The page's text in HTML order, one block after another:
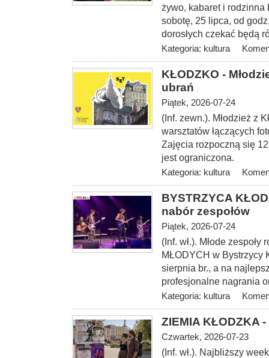
żywo, kabaret i
sobotę, 25 lipca, od
dorosłych czekać będą
Kategoria: kultura
KŁODZKO -
ubrań
Piątek, 2026-07-24
(Inf. zewn.). Młodzież z
warsztatów łączących
Zajęcia rozpoczną się
jest ograniczona.
Kategoria: kultura
BYSTRZYCA
nabór zespołów
Piątek, 2026-07-24
(Inf. wł.). Młode
MŁODYCH w Bystrzycy
sierpnia br., a na
profesjonalne nagrania
Kategoria: kultura
ZIEMIA KŁODZKA
Czwartek, 2026-07-23
(Inf. wł.). Najbliższy